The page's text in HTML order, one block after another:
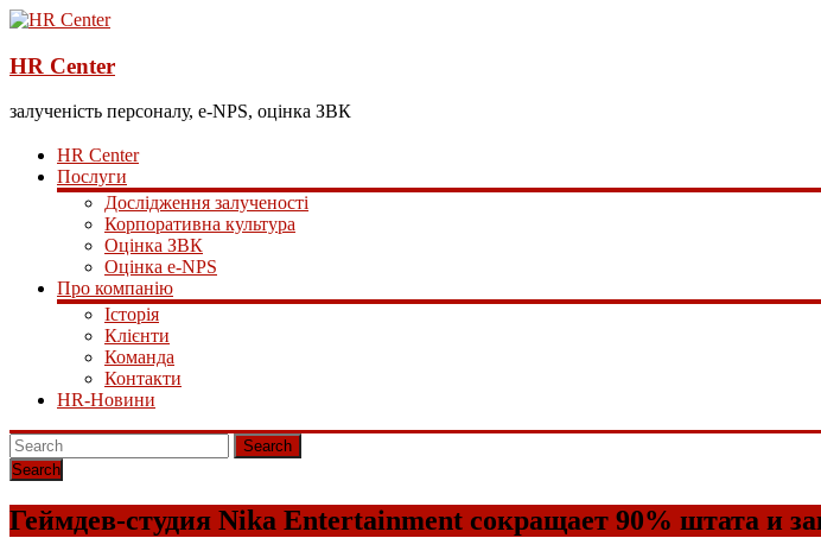
HR Center
залученість персоналу, e-NPS, оцінка ЗВК
HR Center
Послуги
Дослідження залученості
Корпоративна культура
Оцінка ЗВК
Оцінка e-NPS
Про компанію
Історія
Клієнти
Команда
Контакти
HR-Новини
Search
Геймдев-студия Nika Entertainment сокращает 90% штата и